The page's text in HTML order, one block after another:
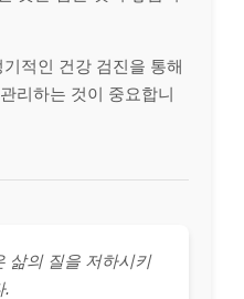
적인 건강 검진을 통해
리하는 것이 중요합니
삶의 질을 저하시키
.